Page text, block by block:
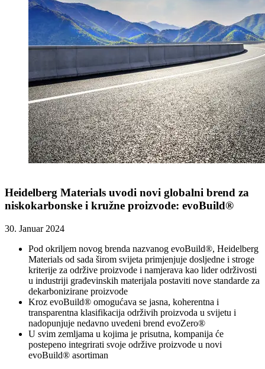
Heidelberg Materials uvodi novi globalni brend za
niskokarbonske i kružne proizvode: evoBuild®
30. Januar 2024
Pod okriljem novog brenda nazvanog evoBuild®, Heidelberg
Materials od sada širom svijeta primjenjuje dosljedne i stroge
kriterije za održive proizvode i namjerava kao lider održivosti
u industriji građevinskih materijala postaviti nove standarde za
dekarbonizirane proizvode
Kroz evoBuild® omogućava se jasna, koherentna i
transparentna klasifikacija održivih proizvoda u svijetu i
nadopunjuje nedavno uvedeni brend evoZero®
U svim zemljama u kojima je prisutna, kompanija će
postepeno integrirati svoje održive proizvode u novi
evoBuild® asortiman